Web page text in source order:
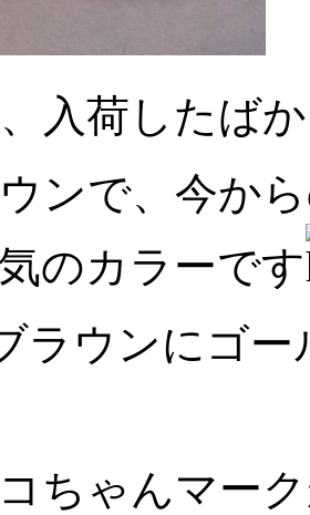
入荷したば
ンで、今か
のカラーです
ラウンにゴ
ちゃんマー